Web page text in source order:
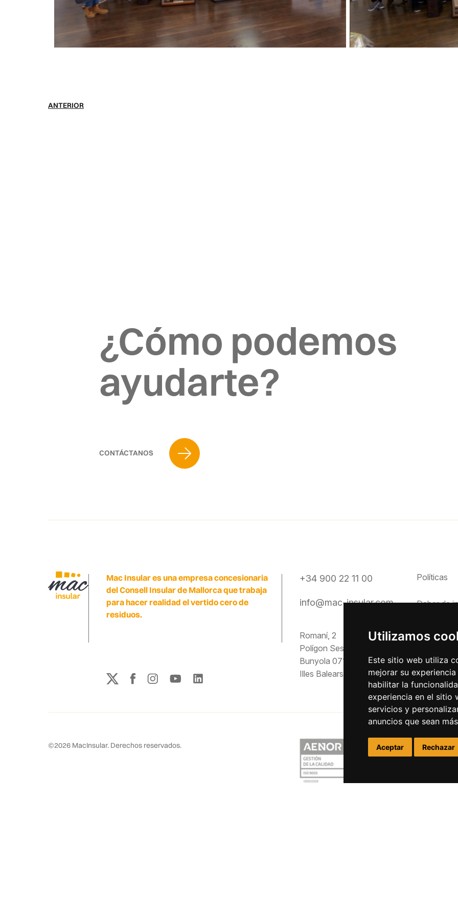
Utilizamos
Este sitio web utiliza
mejorar su
habilitar la
experiencia en el sitio
servicios y
anuncios que sean
Aceptar Rechazar
ANTERIOR
¿Cómo podemos
ayudarte?
CONTÁCTANOS
Mac Insular es una empresa concesionaria
del Consell Insular de Mallorca que trabaja
para hacer realidad el vertido cero de
residuos.
+34 900 22 11 00
info@mac-insular.com
Romaní, 2
Polígon Ses Veles
Bunyola 07193
Illes Balears
Políticas
Deber de
Canal ético
Preguntas
Descargas
©2026 MacInsular. Derechos reservados.